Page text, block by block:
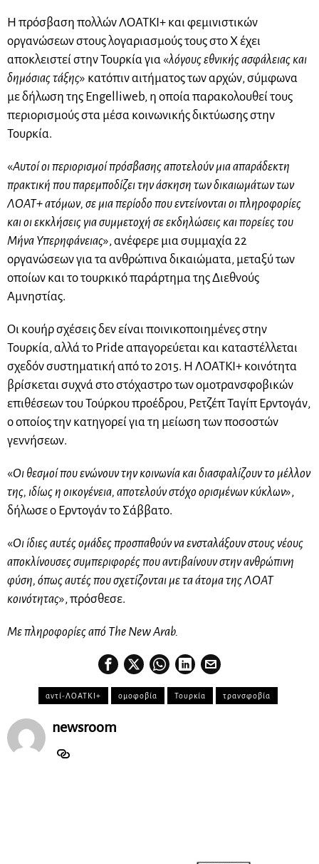
Η πρόσβαση πολλών ΛΟΑΤΚΙ+ και φεμινιστικών
οργανώσεων στους λογαριασμούς τους στο X έχει
αποκλειστεί στην Τουρκία για «λόγους εθνικής ασφάλειας και
δημόσιας τάξης» κατόπιν αιτήματος των αρχών, σύμφωνα
με δήλωση της Engelliweb, η οποία παρακολουθεί τους
περιορισμούς στα μέσα κοινωνικής δικτύωσης στην
Τουρκία.
«Αυτοί οι περιορισμοί πρόσβασης αποτελούν μια απαράδεκτη
πρακτική που παρεμποδίζει την άσκηση των δικαιωμάτων των
ΛΟΑΤ+ ατόμων, σε μια περίοδο που εντείνονται οι πληροφορίες
και οι εκκλήσεις για συμμετοχή σε εκδηλώσεις και πορείες του
Μήνα Υπερηφάνειας», ανέφερε μια συμμαχία 22
οργανώσεων για τα ανθρώπινα δικαιώματα, μεταξύ των
οποίων και το τουρκικό παράρτημα της Διεθνούς
Αμνηστίας.
Οι κουήρ σχέσεις δεν είναι ποινικοποιημένες στην
Τουρκία, αλλά το Pride απαγορεύεται και καταστέλλεται
σχεδόν συστηματική από το 2015. Η ΛΟΑΤΚΙ+ κοινότητα
βρίσκεται συχνά στο στόχαστρο των ομοτρανσφοβικών
επιθέσεων του Τούρκου προέδρου, Ρετζέπ Ταγίπ Ερντογάν,
ο οποίος την κατηγορεί για τη μείωση των ποσοστών
γεννήσεων.
«Οι θεσμοί που ενώνουν την κοινωνία και διασφαλίζουν το μέλλον
της, ιδίως η οικογένεια, αποτελούν στόχο ορισμένων κύκλων»,
δήλωσε ο Ερντογάν το Σάββατο.
«Οι ίδιες αυτές ομάδες προσπαθούν να ενσταλάξουν στους νέους
αποκλίνουσες συμπεριφορές που αντιβαίνουν στην ανθρώπινη
φύση, όπως αυτές που σχετίζονται με τα άτομα της ΛΟΑΤ
κοινότητας», πρόσθεσε.
Με πληροφορίες από The New Arab.
αντί-ΛΟΑΤΚΙ+ ομοφοβία Τουρκία τρανσφοβία
newsroom